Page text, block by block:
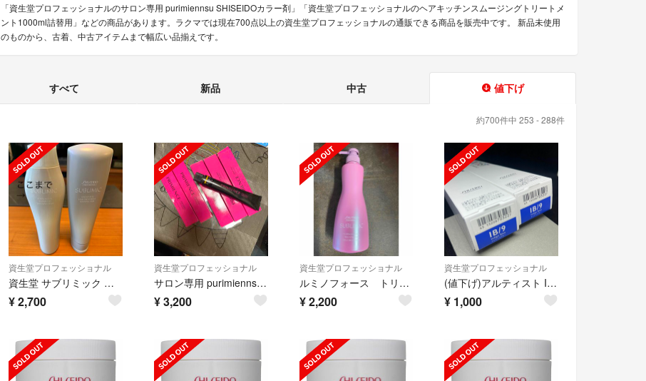
「資生堂プロフェッショナルのサロン専用 purimiennsu SHISEIDOカラー剤」「資生堂プロフェッショナルのヘアキッチンスムージングトリートメ
ント1000ml詰替用」などの商品があります。ラクマでは現在700点以上の資生堂プロフェッショナルの通販できる商品を販売中です。 新品未使用
のものから、古着、中古アイテムまで幅広い品揃えです。
すべて 新品 中古 値下げ
約700件中 253 - 288件
資生堂プロフェッショナル
資生堂 サブリミック アデノバイタル シャンプー ＆トリートメント250ml
¥2,700
資生堂プロフェッショナル
サロン専用 purimiennsu SHISEIDOカラー剤
¥3,200
資生堂プロフェッショナル
ルミノフォース トリートメント500
¥2,200
資生堂プロフェッショナル
(値下げ)アルティスト IB9 インディゴブルー 2本セット
¥ 1,000